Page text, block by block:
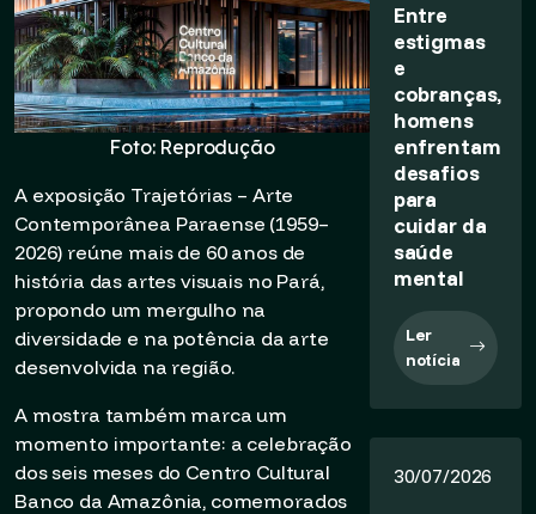
Foto: Reprodução
A exposição Trajetórias – Arte
Contemporânea Paraense (1959–
2026) reúne mais de 60 anos de
história das artes visuais no Pará,
propondo um mergulho na
diversidade e na potência da arte
desenvolvida na região.
A mostra também marca um
momento importante: a celebração
dos seis meses do Centro Cultural
Banco da Amazônia, comemorados
Entre
estigmas
e
cobranças,
homens
enfrentam
desafios
para
cuidar da
saúde
mental
Ler
notícia
30/07/2026